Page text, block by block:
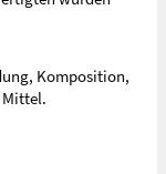
Komposition,